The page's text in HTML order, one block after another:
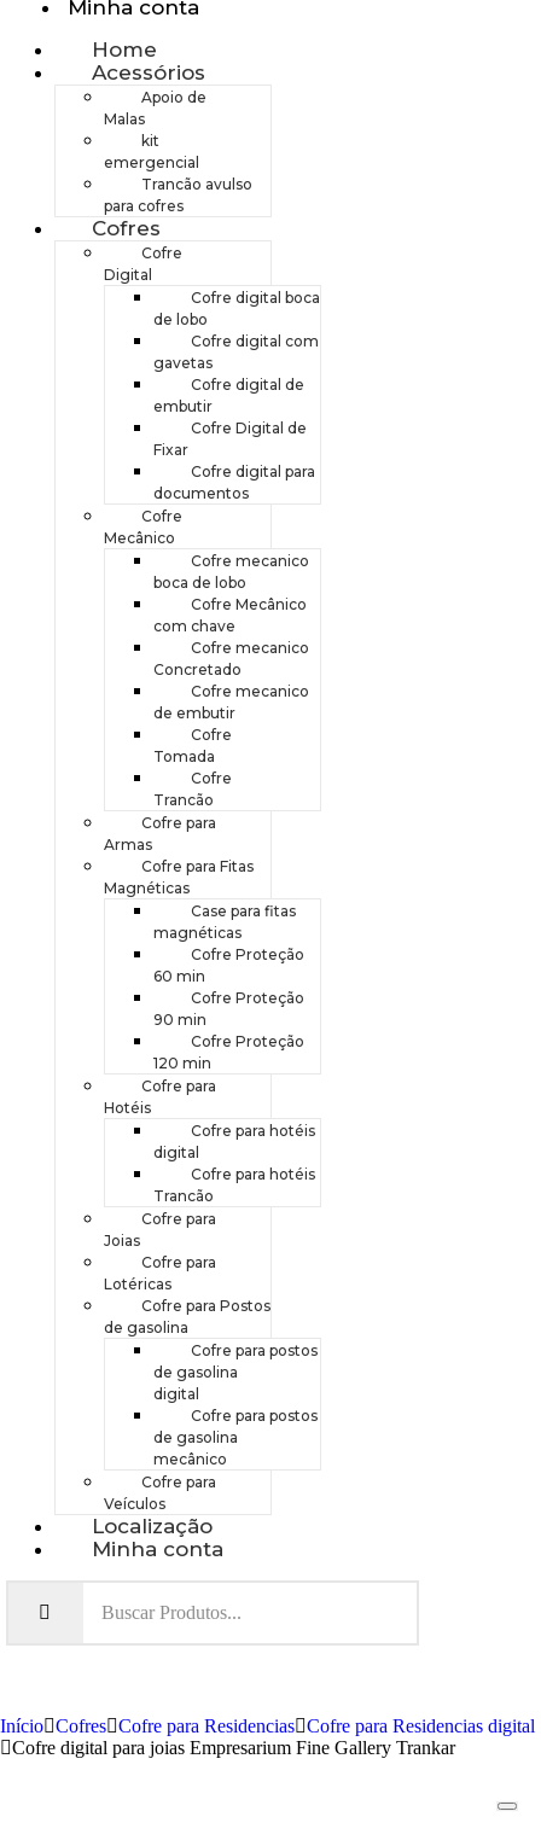
Minha conta
Home
Acessórios
Apoio de
Malas
kit
emergencial
Trancão avulso
para cofres
Cofres
Cofre
Digital
Cofre digital boca
de lobo
Cofre digital com
gavetas
Cofre digital de
embutir
Cofre Digital de
Fixar
Cofre digital para
documentos
Cofre
Mecânico
Cofre mecanico
boca de lobo
Cofre Mecânico
com chave
Cofre mecanico
Concretado
Cofre mecanico
de embutir
Cofre
Tomada
Cofre
Trancão
Cofre para
Armas
Cofre para Fitas
Magnéticas
Case para fitas
magnéticas
Cofre Proteção
60 min
Cofre Proteção
90 min
Cofre Proteção
120 min
Cofre para
Hotéis
Cofre para hotéis
digital
Cofre para hotéis
Trancão
Cofre para
Joias
Cofre para
Lotéricas
Cofre para Postos
de gasolina
Cofre para postos
de gasolina
digital
Cofre para postos
de gasolina
mecânico
Cofre para
Veículos
Localização
Minha conta
Início Cofres Cofre para Residencias Cofre para Residencias digital
Cofre digital para joias Empresarium Fine Gallery Trankar